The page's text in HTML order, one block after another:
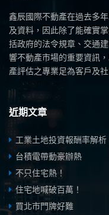
鑫辰國際不動產在過去多
及資料，因此除了能確實
括政府的法令規章、交通
響不動產市場的重要資訊
產評估之專業足為客戶及
近期文章
工業土地投資報酬率解
台積電帶動豪辦熱
不只住宅熱！
住宅地喊破百萬！
買北市門牌好難